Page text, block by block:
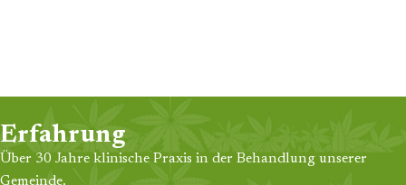
Erfahrung
Über 30 Jahre klinische Praxis in der Behandlung unserer
Gemeinde.